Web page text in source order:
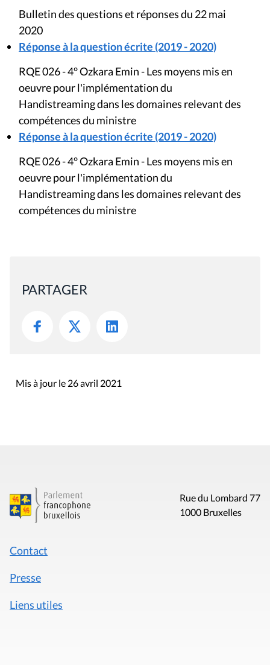
Bulletin des questions et réponses du 22 mai
2020
Réponse à la question écrite (2019 - 2020)
RQE 026 - 4° Ozkara Emin - Les moyens mis en
oeuvre pour l'implémentation du
Handistreaming dans les domaines relevant des
compétences du ministre
Réponse à la question écrite (2019 - 2020)
RQE 026 - 4° Ozkara Emin - Les moyens mis en
oeuvre pour l'implémentation du
Handistreaming dans les domaines relevant des
compétences du ministre
PARTAGER
Mis à jour le 26 avril 2021
Rue du Lombard 77
1000 Bruxelles
Contact
Presse
Liens utiles